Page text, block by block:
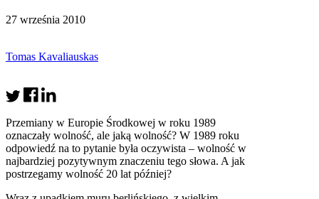
27 września 2010
Tomas Kavaliauskas
Przemiany w Europie Środkowej w roku 1989
oznaczały wolność, ale jaką wolność? W 1989 roku
odpowiedź na to pytanie była oczywista – wolność w
najbardziej pozytywnym znaczeniu tego słowa. A jak
postrzegamy wolność 20 lat później?